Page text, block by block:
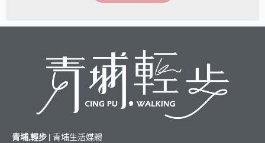
青埔,輕步 | 青埔生活媒體